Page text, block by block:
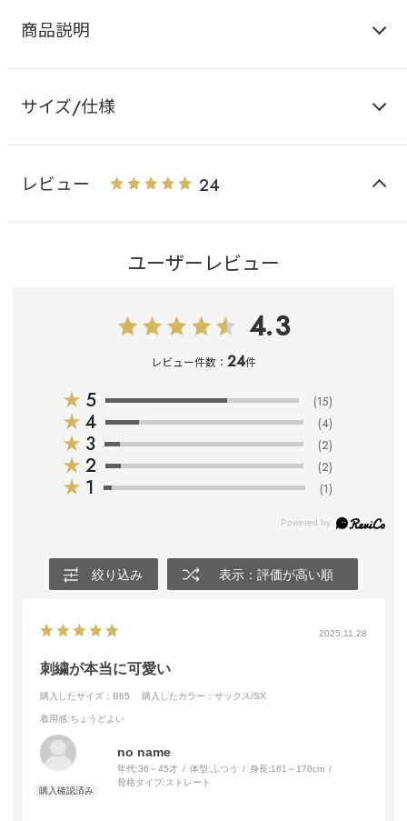
商品説明
サイズ/仕様
レビュー 24
ユーザーレビュー
4.3
レビュー件数： 24件
★ 5 (15)
★ 4 (4)
★ 3 (2)
★ 2 (2)
★ 1 (1)
絞り込み 表示：評価が高い順
2025.11.28
刺繍が本当に可愛い
購入したサイズ：B65 購入したカラー：サックス/SX
着用感:ちょうどよい
no name
年代:36～45才 体型: ふつう 身長:161～170cm
骨格タイプ: ストレート